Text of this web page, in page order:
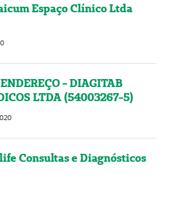
Espaço Clínico Ltda
- DIAGITAB
LTDA (54003267-5)
Consultas e Diagnósticos